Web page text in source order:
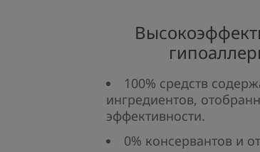
100% средств
ингредиентов,
эффективности.​
0% консервантов и